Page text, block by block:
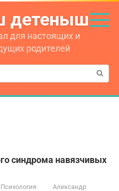
детеныш
для настоящих и
родителей
синдрома навязчивых
Психология
Александр